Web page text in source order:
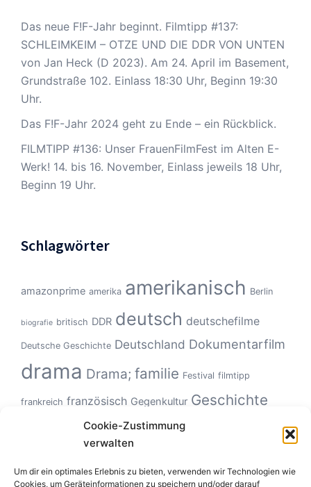
Cookie-Zustimmung
verwalten
Um dir ein optimales Erlebnis zu bieten, verwenden wir Technologien wie
Cookies, um Geräteinformationen zu speichern und/oder darauf
Das neue F!F-Jahr beginnt. Filmtipp #137:
SCHLEIMKEIM – OTZE UND DIE DDR VON UNTEN
von Jan Heck (D 2023). Am 24. April im Basement,
Grundstraße 102. Einlass 18:30 Uhr, Beginn 19:30
Uhr.
Das F!F-Jahr 2024 geht zu Ende – ein Rückblick.
FILMTIPP #136: Unser FrauenFilmFest im Alten E-
Werk! 14. bis 16. November, Einlass jeweils 18 Uhr,
Beginn 19 Uhr.
Schlagwörter
amazonprime amerika amerikanisch Berlin
biografie britisch DDR deutsch deutschefilme
Deutsche Geschichte Deutschland Dokumentarfilm
drama Drama; familie Festival filmtipp
frankreich französisch Gegenkultur Geschichte
Geschlechterverhältnisse Hollywood
Kinoerlebnis
musikfilm Natur netflix politisch Road Movie roadmovie